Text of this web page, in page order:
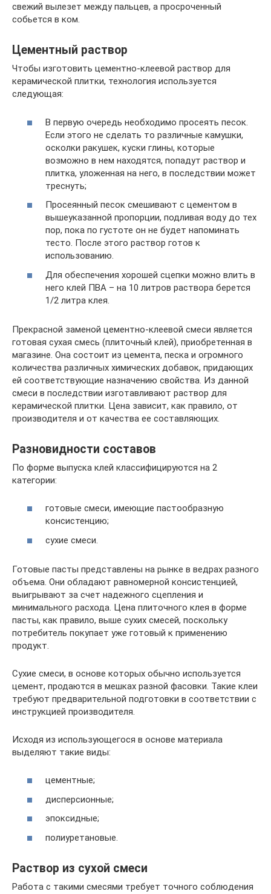
свежий вылезет между пальцев, а просроченный
собьется в ком.
Цементный раствор
Чтобы изготовить цементно-клеевой раствор для
керамической плитки, технология используется
следующая:
В первую очередь необходимо просеять песок.
Если этого не сделать то различные камушки,
осколки ракушек, куски глины, которые
возможно в нем находятся, попадут раствор и
плитка, уложенная на него, в последствии может
треснуть;
Просеянный песок смешивают с цементом в
вышеуказанной пропорции, подливая воду до тех
пор, пока по густоте он не будет напоминать
тесто. После этого раствор готов к
использованию.
Для обеспечения хорошей сцепки можно влить в
него клей ПВА – на 10 литров раствора берется
1/2 литра клея.
Прекрасной заменой цементно-клеевой смеси является
готовая сухая смесь (плиточный клей), приобретенная в
магазине. Она состоит из цемента, песка и огромного
количества различных химических добавок, придающих
ей соответствующие назначению свойства. Из данной
смеси в последствии изготавливают раствор для
керамической плитки. Цена зависит, как правило, от
производителя и от качества ее составляющих.
Разновидности составов
По форме выпуска клей классифицируются на 2
категории:
готовые смеси, имеющие пастообразную
консистенцию;
сухие смеси.
Готовые пасты представлены на рынке в ведрах разного
объема. Они обладают равномерной консистенцией,
выигрывают за счет надежного сцепления и
минимального расхода. Цена плиточного клея в форме
пасты, как правило, выше сухих смесей, поскольку
потребитель покупает уже готовый к применению
продукт.
Сухие смеси, в основе которых обычно используется
цемент, продаются в мешках разной фасовки. Такие клеи
требуют предварительной подготовки в соответствии с
инструкцией производителя.
Исходя из использующегося в основе материала
выделяют такие виды:
цементные;
дисперсионные;
эпоксидные;
полиуретановые.
Раствор из сухой смеси
Работа с такими смесями требует точного соблюдения